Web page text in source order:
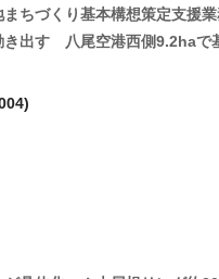
まちづくり基本構想策定支援
き出す 八尾空港西側9.2haで